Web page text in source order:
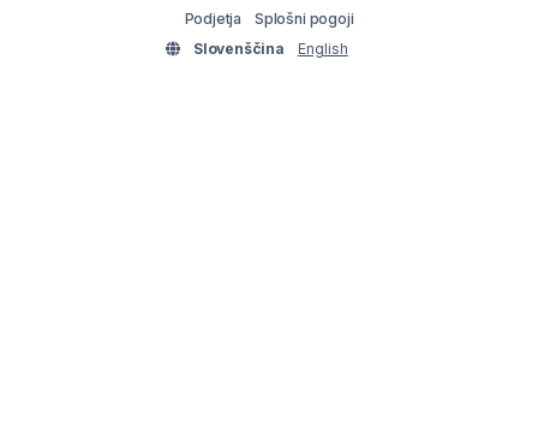
Podjetja
Splošni pogoji
Slovenščina
English